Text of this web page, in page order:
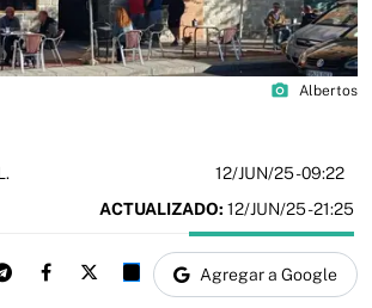
photo_camera Albertos
12/JUN/25- 09:22
ACTUALIZADO: 12/JUN/25 - 21:25
Agregar a Google